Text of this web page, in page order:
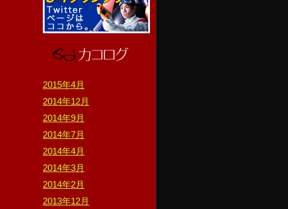
2015年4月
2014年12月
2014年9月
2014年7月
2014年4月
2014年3月
2014年2月
2013年12月